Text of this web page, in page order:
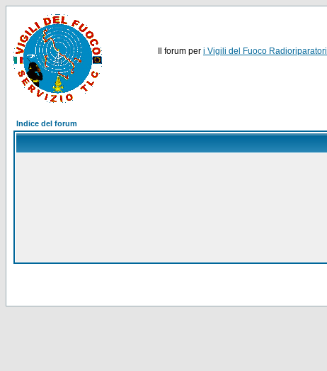
Il forum per i Vigili del Fuoco Radioriparatori
Indice del forum